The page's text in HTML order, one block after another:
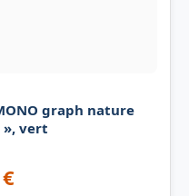
graph nature
», vert
€